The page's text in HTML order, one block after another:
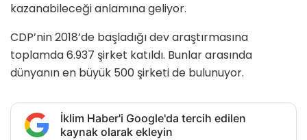
kazanabileceği anlamına geliyor.
CDP’nin 2018’de başladığı dev araştırmasına
toplamda 6.937 şirket katıldı. Bunlar arasında
dünyanın en büyük 500 şirketi de bulunuyor.
İklim Haber'i Google'da tercih edilen
kaynak olarak ekleyin